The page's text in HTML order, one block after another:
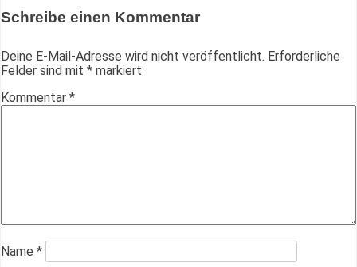
Schreibe einen Kommentar
Deine E-Mail-Adresse wird nicht veröffentlicht. Erforderliche
Felder sind mit * markiert
Kommentar *
Name *